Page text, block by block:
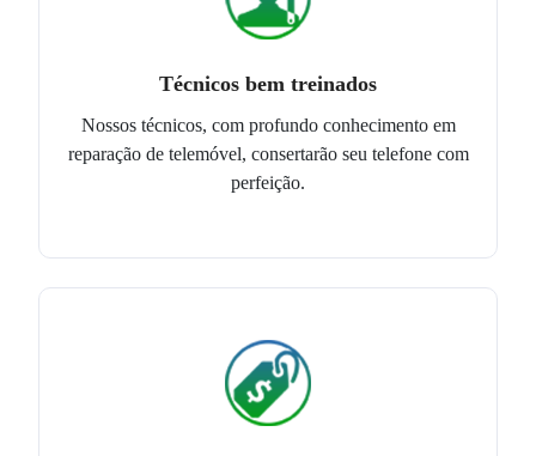
Técnicos bem treinados
Nossos técnicos, com profundo conhecimento em
reparação de telemóvel, consertarão seu telefone com
perfeição.